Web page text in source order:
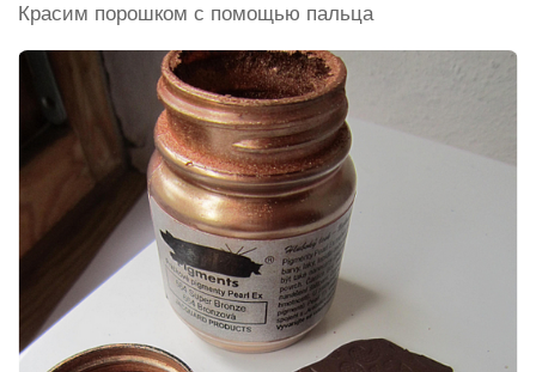
Красим порошком с помощью пальца